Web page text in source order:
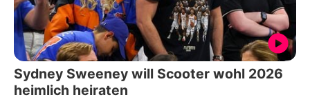
Sydney Sweeney will Scooter wohl 2026
heimlich heiraten